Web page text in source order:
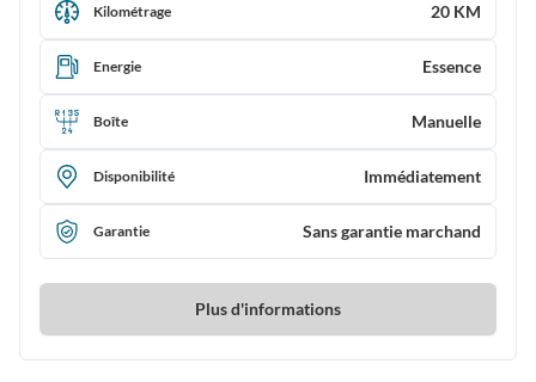
Kilométrage 20 KM
Energie Essence
Boîte Manuelle
Disponibilité Immédiatement
Garantie Sans garantie marchand
Plus d'informations